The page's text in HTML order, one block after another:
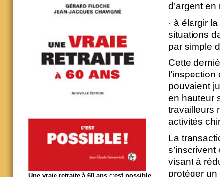
d’argent
· à élargir
situations
par simple
Cette
pouvaient
en hauteur
travailleurs
activités
La
visant à
protéger
Une vraie retraite à 60 ans c‘est possible